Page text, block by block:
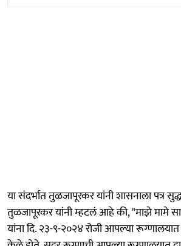
या संदर्भात तुळजापूरकर यांनी शासनाला पत्र
तुळजापूरकर यांनी म्हटलं आहे की, "माझे मामे
यांना दि. २३-९-२०२४ रोजी आपल्या